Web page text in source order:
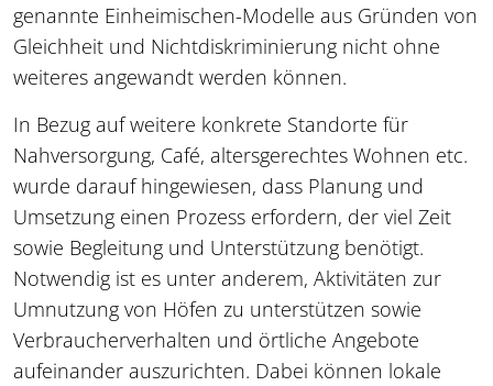
genannte Einheimischen-Modelle aus Gründen von
Gleichheit und Nichtdiskriminierung nicht ohne
weiteres angewandt werden können.
In Bezug auf weitere konkrete Standorte für
Nahversorgung, Café, altersgerechtes Wohnen etc.
wurde darauf hingewiesen, dass Planung und
Umsetzung einen Prozess erfordern, der viel Zeit
sowie Begleitung und Unterstützung benötigt.
Notwendig ist es unter anderem, Aktivitäten zur
Umnutzung von Höfen zu unterstützen sowie
Verbraucherverhalten und örtliche Angebote
aufeinander auszurichten. Dabei können lokale